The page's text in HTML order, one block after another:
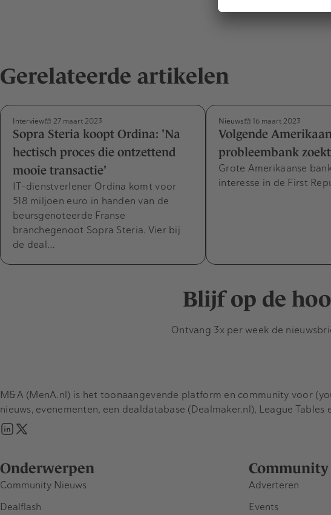
Gerelateerde artikelen
Interview 27 maart 2023
Sopra Steria koopt Ordina: 'Na
hectisch proces die ontzettend
mooie transactie'
IT-dienstverlener Ordina komt voor
518 miljoen euro in handen van de
beursgenoteerde Franse
branchegenoot Sopra Steria. Vier bij
de deal…
Nieuws 16 maart 2023
Volgende
probleembank
Grote Amerikaanse
interesse in de First
Blijf op de
Ontvang 3x per week de
Onderwerpen
Community Nieuws
Dealflash
Community
Adverteren
Events
M&A (MenA.nl) is het toonaangevende platform en community voor
nieuws, evenementen, een dealdatabase (Dealmaker.nl), League